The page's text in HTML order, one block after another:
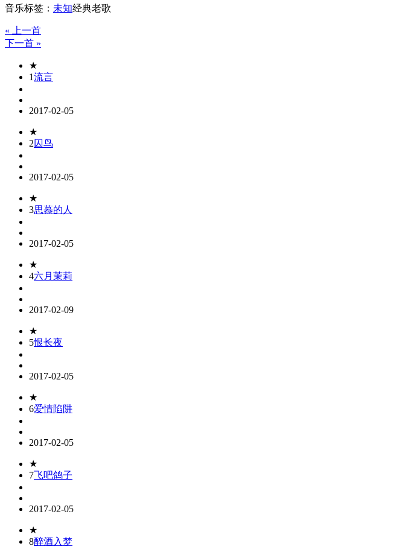
音乐标签： 未知经典老歌
« 上一首
下一首 »
★
1流言
2017-02-05
★
2囚鸟
2017-02-05
★
3思慕的人
2017-02-05
★
4六月茉莉
2017-02-09
★
5恨长夜
2017-02-05
★
6爱情陷阱
2017-02-05
★
7飞吧鸽子
2017-02-05
★
8醉酒入梦